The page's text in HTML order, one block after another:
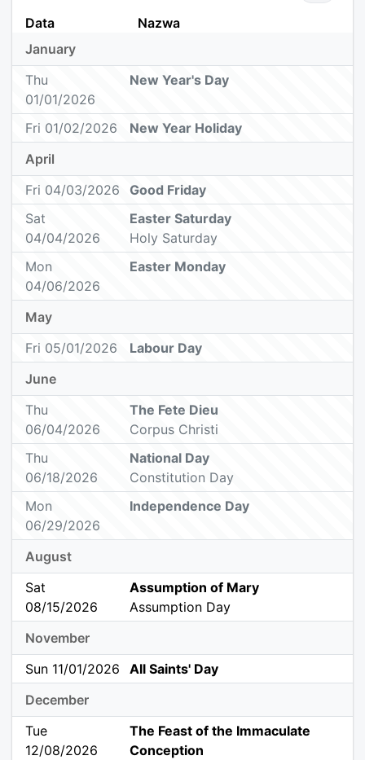
Data
Nazwa
January
Thu
01/01/2026
New Year's Day
Fri 01/02/2026
New Year Holiday
April
Fri 04/03/2026
Good Friday
Sat
04/04/2026
Easter Saturday
Holy Saturday
Mon
04/06/2026
Easter Monday
May
Fri 05/01/2026
Labour Day
June
Thu
06/04/2026
The Fete Dieu
Corpus Christi
Thu
06/18/2026
National Day
Constitution Day
Mon
06/29/2026
Independence Day
August
Sat
08/15/2026
Assumption of Mary
Assumption Day
November
Sun 11/01/2026
All Saints' Day
December
Tue
12/08/2026
The Feast of the Immaculate
Conception